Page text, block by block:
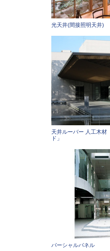
光天井(間接照明天井)
天井ルーバー 人工木材
ド」
パーシャルパネル